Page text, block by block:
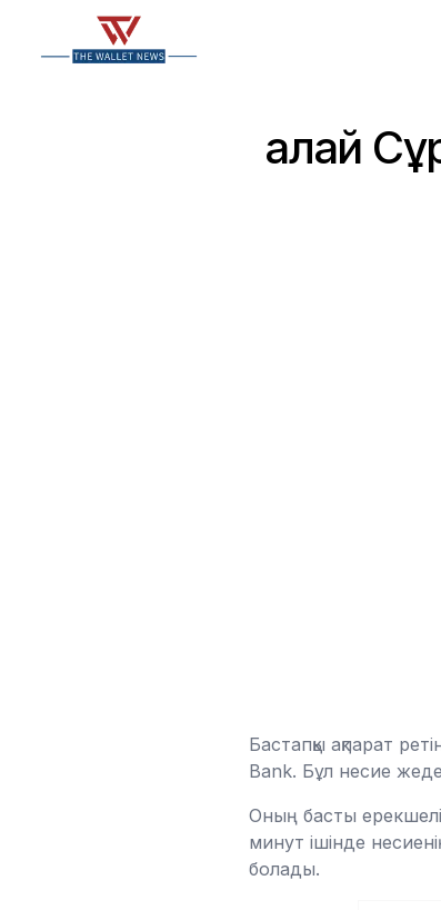
Қалай
Бастапқы ақпарат
Bank. Бұл несие
Оның басты
минут ішінде
болады.